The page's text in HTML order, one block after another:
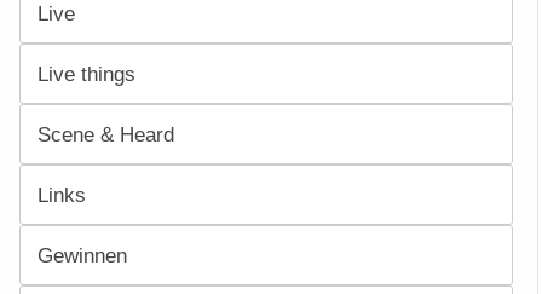
Live
Live things
Scene & Heard
Links
Gewinnen